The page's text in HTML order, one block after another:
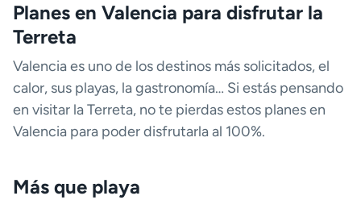
Planes en Valencia para disfrutar la
Terreta
Valencia es uno de los destinos más solicitados, el
calor, sus playas, la gastronomía… Si estás pensando
en visitar la Terreta, no te pierdas estos planes en
Valencia para poder disfrutarla al 100%.
Más que playa